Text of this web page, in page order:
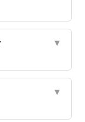
▼
▼